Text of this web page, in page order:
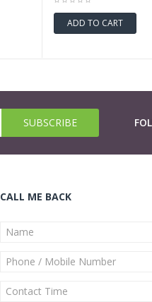
ADD TO CART
CALL ME BACK